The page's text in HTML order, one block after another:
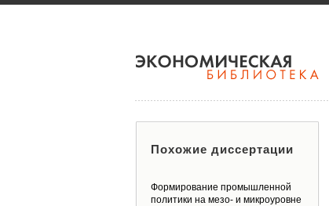
Похожие диссертации
Формирование промышленной
политики на мезо- и микроуровне